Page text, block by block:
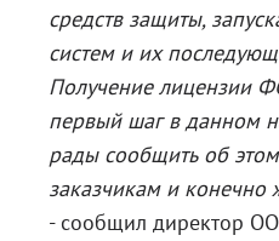
средств защиты,
систем и их
Получение лицензии
первый шаг в данном
рады сообщить об
заказчикам и
- сообщил директор